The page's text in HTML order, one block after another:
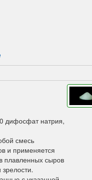
дифосфат натрия,
смесь
и применяется
плавленных сыров